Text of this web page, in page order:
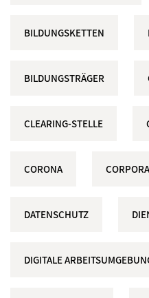
BILDUNGSKETTEN
BILDUNGSTRÄGER
CLEARING-STELLE
CORONA
DATENSCHUTZ
DIGITALE